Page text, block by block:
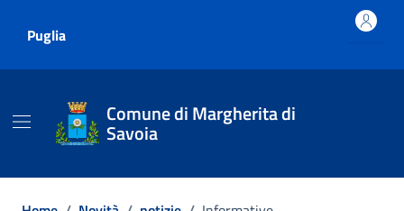
Puglia
Comune di Margherita di
Savoia